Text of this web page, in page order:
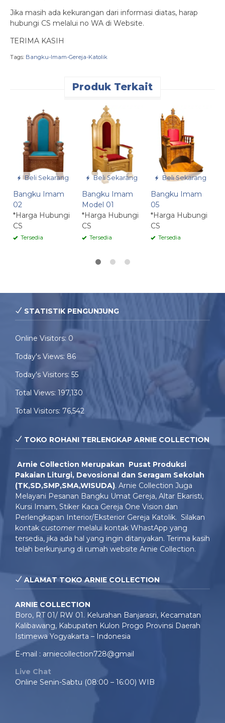
Jika masih ada kekurangan dari informasi diatas, harap
hubungi CS melalui no WA di Website.
TERIMA KASIH
Tags: Bangku-Imam-Gereja-Katolik
Produk Terkait
Beli Sekarang
Bangku Imam
02
*Harga Hubungi
CS
Tersedia
Beli Sekarang
Bangku Imam
Model 01
*Harga Hubungi
CS
Tersedia
Beli Sekarang
Bangku Imam
05
*Harga Hubungi
CS
Tersedia
STATISTIK PENGUNJUNG
Online Visitors: 0
Today's Views: 86
Today's Visitors: 55
Total Views: 197,130
Total Visitors: 76,542
TOKO ROHANI TERLENGKAP ARNIE COLLECTION
Arnie Collection Merupakan Pusat Produksi
Pakaian Liturgi, Devosional dan Seragam Sekolah
(TK,SD,SMP,SMA,WISUDA). Arnie Collection Juga
Melayani Pesanan Bangku Umat Gereja, Altar Ekaristi,
Kursi Imam, Stiker Kaca Gereja One Vision dan
Perlengkapan Interior/Eksterior Gereja Katolik. Silakan
kontak customer melalui kontak WhastApp yang
tersedia, jika ada hal yang ingin ditanyakan. Terima kasih
telah berkunjung di rumah website Arnie Collection.
ALAMAT TOKO ARNIE COLLECTION
ARNIE COLLECTION
Boro, RT 01/ RW 01. Kelurahan Banjarasri, Kecamatan
Kalibawang, Kabupaten Kulon Progo Provinsi Daerah
Istimewa Yogyakarta – Indonesia
E-mail : arniecollection728@gmail
Live Chat
Online Senin-Sabtu (08:00 – 16:00) WIB